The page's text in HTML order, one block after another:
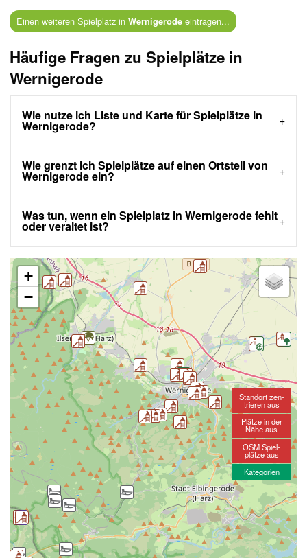
Einen weiteren Spielplatz in Wernigerodeeintragen...
Häufige Fragen zu Spielplätze in
Wernigerode
Wie nutze ich Liste und Karte für Spielplätze in
Wernigerode?
Wie grenzt ich Spielplätze auf einen Ortsteil von
Wernigerode ein?
Was tun, wenn ein Spielplatz in Wernigerode fehlt
oder veraltet ist?
+
−
Standort zen-
trieren aus
Plätze in der
Nähe aus
OSM Spiel-
plätze aus
Kategorien